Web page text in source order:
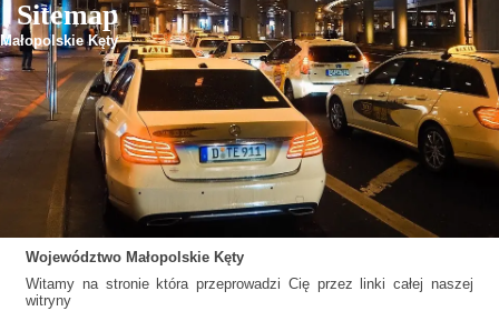
Sitemap
Małopolskie Kęty
Województwo Małopolskie Kęty
Witamy na stronie która przeprowadzi Cię przez linki całej naszej
witryny